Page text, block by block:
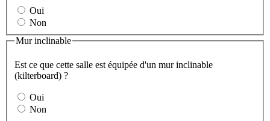
Oui
Non
Mur inclinable
Est ce que cette salle est équipée d'un mur inclinable
(kilterboard) ?
Oui
Non